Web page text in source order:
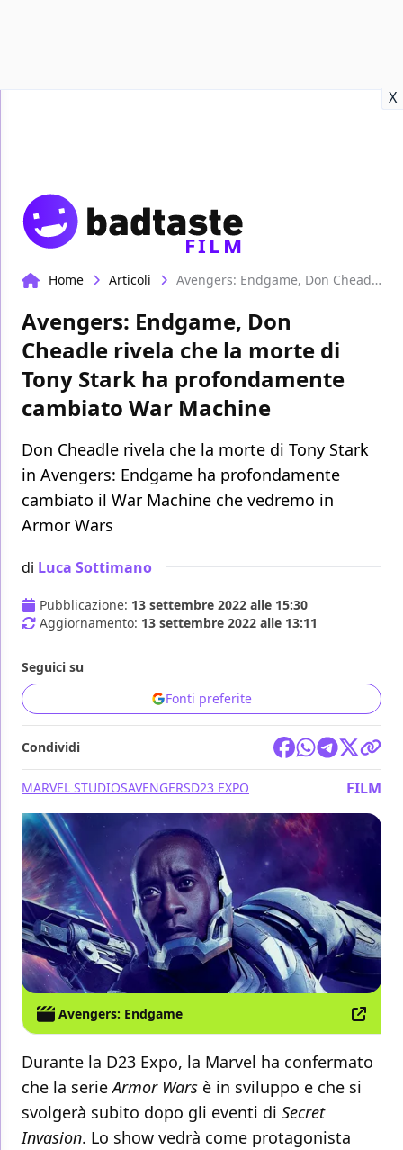
X
FILM
Home Articoli Avengers: Endgame, Don Cheadle rivela che la morte di Tony Stark ha profondamente cambiato War Machine
Avengers: Endgame, Don
Cheadle rivela che la morte di
Tony Stark ha profondamente
cambiato War Machine
Don Cheadle rivela che la morte di Tony Stark
in Avengers: Endgame ha profondamente
cambiato il War Machine che vedremo in
Armor Wars
di Luca Sottimano
Pubblicazione: 13 settembre 2022 alle 15:30
Aggiornamento: 13 settembre 2022 alle 13:11
Seguici su
Fonti preferite
Condividi
MARVEL STUDIOSAVENGERSD23 EXPO FILM
Avengers: Endgame
Durante la D23 Expo, la Marvel ha confermato
che la serieArmor Wars è in sviluppo e che si
svolgerà subito dopo gli eventi di Secret
Invasion. Lo show vedrà come protagonista